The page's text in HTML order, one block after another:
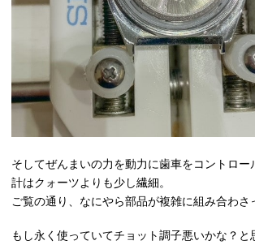
そしてぜんまいの力を動力に歯車をコントロー
計はクォーツよりも少し繊細。
ご覧の通り、なにやら部品が複雑に組み合わさ
もし永く使っていてチョット調子悪いかな？と